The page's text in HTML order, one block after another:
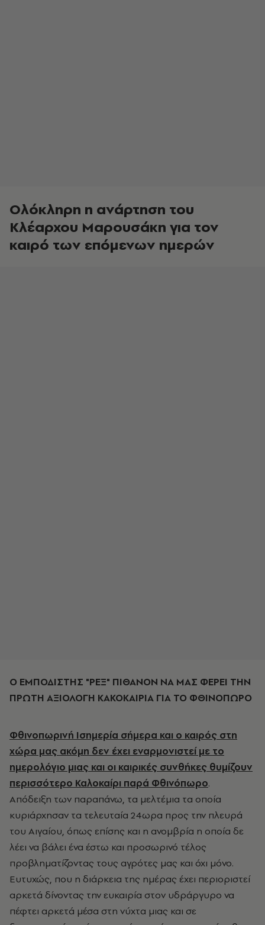
Ολόκληρη η ανάρτηση του
Κλέαρχου Μαρουσάκη για τον
καιρό των επόμενων ημερών
Ο ΕΜΠΟΔΙΣΤΗΣ "ΡΕΞ" ΠΙΘΑΝΟΝ ΝΑ ΜΑΣ ΦΕΡΕΙ ΤΗΝ
ΠΡΩΤΗ ΑΞΙΟΛΟΓΗ ΚΑΚΟΚΑΙΡΙΑ ΓΙΑ ΤΟ ΦΘΙΝΟΠΩΡΟ
Φθινοπωρινή Ισημερία σήμερα και ο καιρός στη
χώρα μας ακόμη δεν έχει εναρμονιστεί με το
ημερολόγιο μιας και οι καιρικές συνθήκες θυμίζουν
περισσότερο Καλοκαίρι παρά Φθινόπωρο.
Απόδειξη των παραπάνω, τα μελτέμια τα οποία
κυριάρχησαν τα τελευταία 24ωρα προς την πλευρά
του Αιγαίου, όπως επίσης και η ανομβρία η οποία δε
λέει να βάλει ένα έστω και προσωρινό τέλος
προβληματίζοντας τους αγρότες μας και όχι μόνο.
Ευτυχώς, που η διάρκεια της ημέρας έχει περιοριστεί
αρκετά δίνοντας την ευκαιρία στον υδράργυρο να
πέφτει αρκετά μέσα στη νύχτα μιας και σε